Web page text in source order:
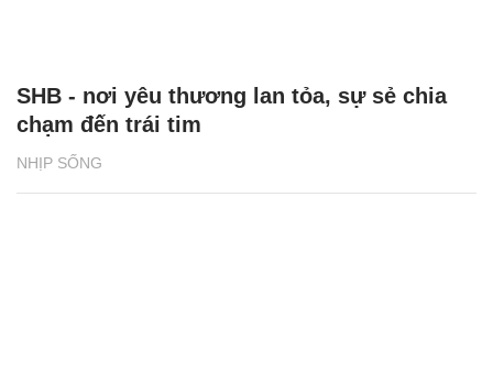
NHỊP SỐNG
SHB - nơi yêu thương lan tỏa, sự sẻ chia
chạm đến trái tim